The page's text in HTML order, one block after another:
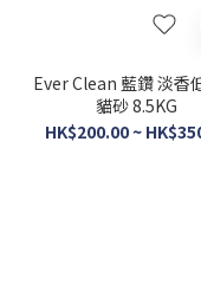
Ever Clean 藍鑽 淡香
貓砂 8.5KG
HK$200.00 ~